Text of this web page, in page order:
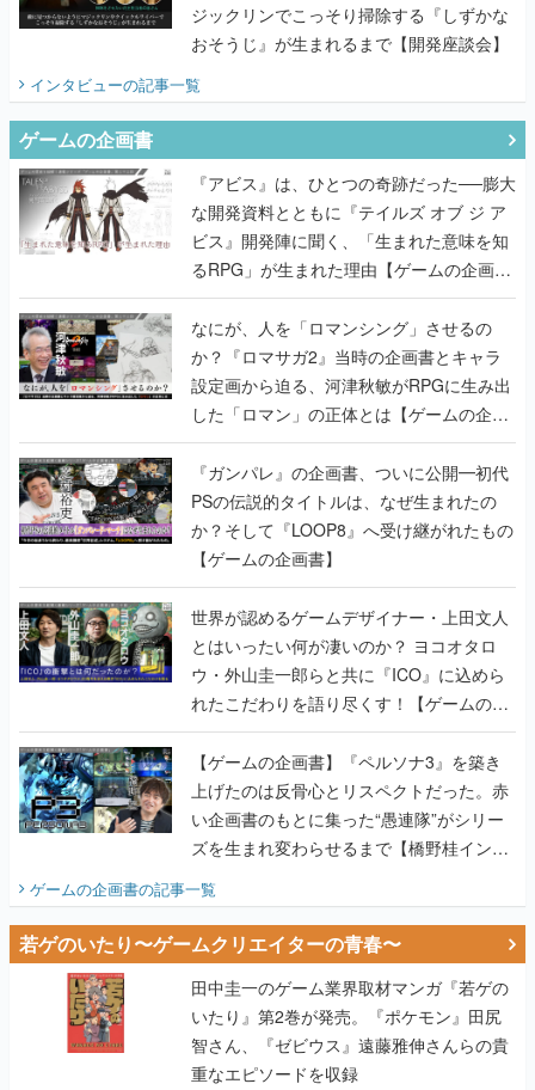
ジックリンでこっそり掃除する『しずかな
おそうじ』が生まれるまで【開発座談会】
インタビューの記事一覧
ゲームの企画書
『アビス』は、ひとつの奇跡だった──膨大
な開発資料とともに『テイルズ オブ ジ ア
ビス』開発陣に聞く、「生まれた意味を知
るRPG」が生まれた理由【ゲームの企画
書】
なにが、人を「ロマンシング」させるの
か？『ロマサガ2』当時の企画書とキャラ
設定画から迫る、河津秋敏がRPGに生み出
した「ロマン」の正体とは【ゲームの企画
書】
『ガンパレ』の企画書、ついに公開━初代
PSの伝説的タイトルは、なぜ生まれたの
か？そして『LOOP8』へ受け継がれたもの
【ゲームの企画書】
世界が認めるゲームデザイナー・上田文人
とはいったい何が凄いのか？ ヨコオタロ
ウ・外山圭一郎らと共に『ICO』に込めら
れたこだわりを語り尽くす！【ゲームの企
画書】
【ゲームの企画書】『ペルソナ3』を築き
上げたのは反骨心とリスペクトだった。赤
い企画書のもとに集った“愚連隊”がシリー
ズを生まれ変わらせるまで【橋野桂インタ
ゲームの企画書の記事一覧
若ゲのいたり〜ゲームクリエイターの青春〜
田中圭一のゲーム業界取材マンガ『若ゲの
いたり』第2巻が発売。『ポケモン』田尻
智さん、『ゼビウス』遠藤雅伸さんらの貴
重なエピソードを収録